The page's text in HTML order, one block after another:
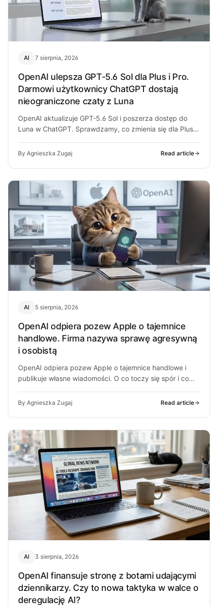
AI 7 sierpnia, 2026
OpenAI ulepsza GPT-5.6 Sol dla Plus i Pro.
Darmowi użytkownicy ChatGPT dostają
nieograniczone czaty z Luna
OpenAI aktualizuje GPT-5.6 Sol i poszerza dostęp do
Luna w ChatGPT. Sprawdzamy, co zmienia się dla Plus,
By Agnieszka Zugaj Read article
AI 5 sierpnia, 2026
OpenAI odpiera pozew Apple o tajemnice
handlowe. Firma nazywa sprawę agresywną
i osobistą
OpenAI odpiera pozew Apple o tajemnice handlowe i
publikuje własne wiadomości. O co toczy się spór i co
By Agnieszka Zugaj Read article
AI 3 sierpnia, 2026
OpenAI finansuje stronę z botami udającymi
dziennikarzy. Czy to nowa taktyka w walce o
deregulację AI?